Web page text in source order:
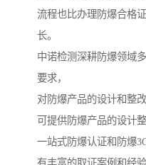
流程也比办理防爆合格
长。
中诺检测深耕防爆领域
要求，
对防爆产品的设计和整
可提供防爆产品的设计
一站式防爆认证和防爆